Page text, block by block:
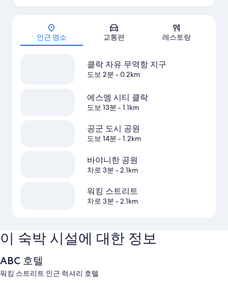
인근 명소 교통편 레스토랑
클락 자유 무역항 지구
도보 2분 - 0.2km
에스엠 시티 클락
도보 13분 - 1.1km
공군 도시 공원
도보 14분 - 1.2km
바야니한 공원
차로 3분 - 2.1km
워킹 스트리트
차로 3분 - 2.1km
이 숙박 시설에 대한 정보
ABC 호텔
워킹 스트리트 인근 럭셔리 호텔